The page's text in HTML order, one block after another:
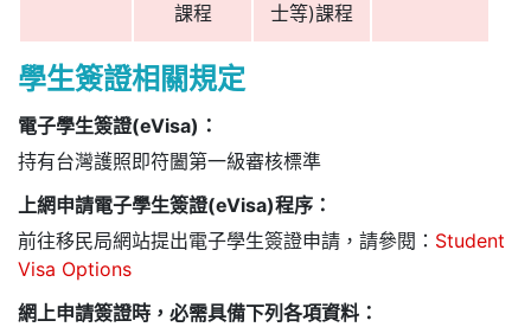
課程
士等)課程
學生簽證相關規定
電子學生簽證(eVisa)：
持有台灣護照即符闔第一級審核標準
上網申請電子學生簽證(eVisa)程序：
前往移民局網站提出電子學生簽證申請，請參閱： Student
Visa Options
網上申請簽證時，必需具備下列各項資料：